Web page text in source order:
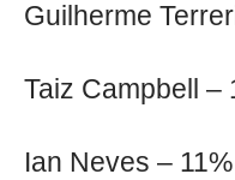
Guilherme
Taiz Campbell –
Ian Neves – 11%